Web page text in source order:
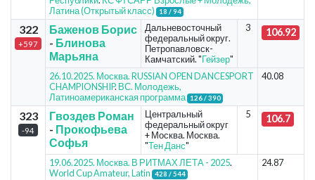
Латина (Открытый класс)
18 / 94
322
+597
Баженов Борис
- Блинова
Марьяна
Дальневосточный
федеральный округ.
Петропавловск-
Камчатский. "Гейзер"
3 106.92
26.10.2025. Москва. RUSSIAN OPEN DANCESPORT
CHAMPIONSHIP. ВС. Молодежь,
Латиноамериканская программа
126 / 390
40.08
323
-94
Гвоздев Роман
- Прокофьева
Софья
Центральный
федеральный округ
+ Москва. Москва.
"Тен Данс"
5 106.7
19.06.2025. Москва. В РИТМАХ ЛЕТА - 2025.
World Cup Amateur, Latin
428 / 544
24.87